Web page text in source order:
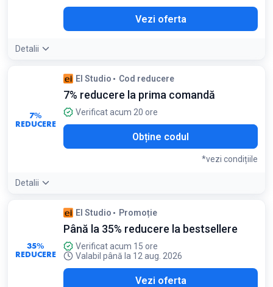
Vezi oferta
Detalii
7%
REDUCERE
El Studio Cod reducere
7% reducere la prima comandă
Verificat acum 20 ore
Obține codul
*vezi condițiile
Detalii
Detaliile ofertei:Abonează-te la newsletter pentru a primi
codul de reducere pe e-mail
Valabil doar pentru clienții noi la prima achiziție
35%
REDUCERE
El Studio Promoție
Până la 35% reducere la bestsellere
Verificat acum 15 ore
Valabil până la 12 aug. 2026
Vezi oferta